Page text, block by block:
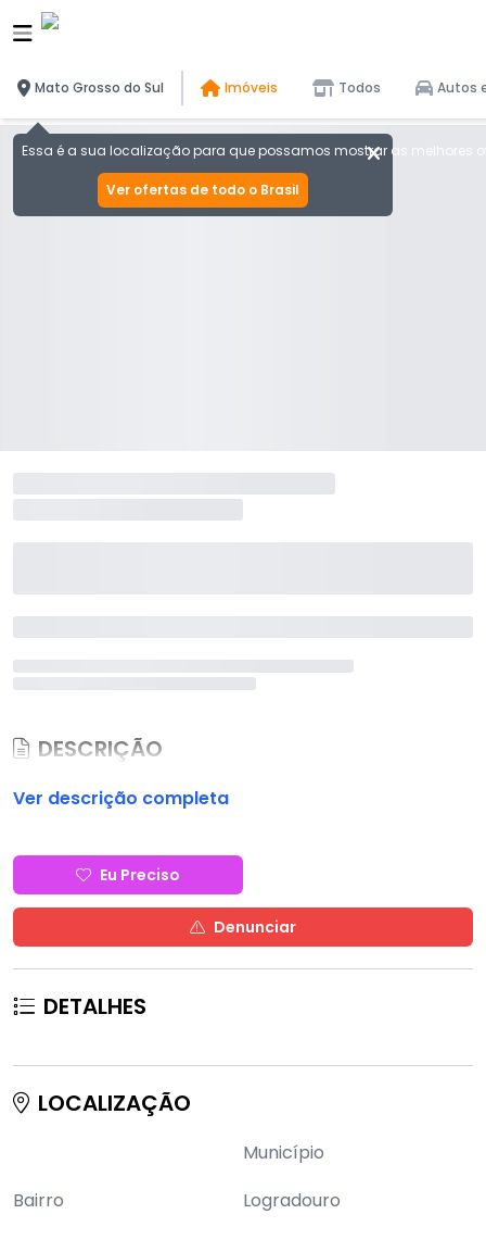
Mato Grosso do Sul
Essa é a sua localização para que possamos mostrar as melhores
Ver ofertas de todo o Brasil
Imóveis Todos Autos
DESCRIÇÃO
Ver descrição completa
Eu Preciso
Denunciar
DETALHES
LOCALIZAÇÃO
Município
Bairro
Logradouro